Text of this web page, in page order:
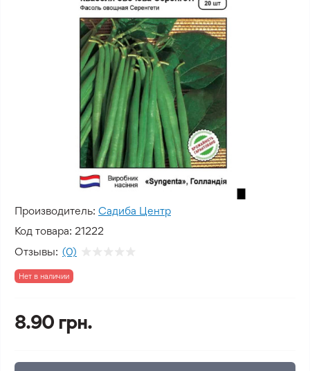
Производитель: Садиба Центр
Код товара: 21222
Отзывы: (0)
Нет в наличии
8.90 грн.